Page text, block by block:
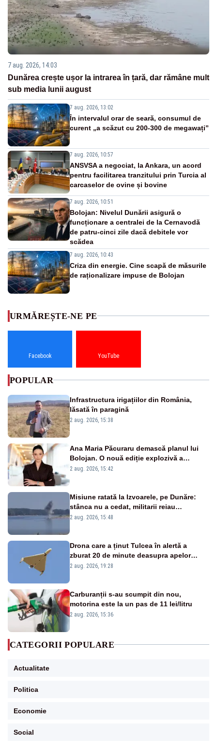
7 aug. 2026, 14:03
Dunărea crește ușor la intrarea în țară, dar rămâne mult
sub media lunii august
7 aug. 2026, 13:02
În intervalul orar de seară, consumul de
curent „a scăzut cu 200-300 de megawați”
7 aug. 2026, 10:57
ANSVSA a negociat, la Ankara, un acord
pentru facilitarea tranzitului prin Turcia al
carcaselor de ovine și bovine
7 aug. 2026, 10:51
Bolojan: Nivelul Dunării asigură o
funcționare a centralei de la Cernavodă
de patru-cinci zile dacă debitele vor
scădea
7 aug. 2026, 10:43
Criza din energie. Cine scapă de măsurile
de raționalizare impuse de Bolojan
URMĂREȘTE-NE PE
Facebook YouTube
POPULAR
Infrastructura irigațiilor din România,
lăsată în paragină
2 aug. 2026, 15:38
Ana Maria Păcuraru demască planul lui
Bolojan. O nouă ediție explozivă a
emisiunii „Miza Zilei” la Realitatea PLUS
2 aug. 2026, 15:42
Misiune ratată la Izvoarele, pe Dunăre:
stânca nu a cedat, militarii reiau
detonările luni – VIDEO
2 aug. 2026, 15:48
Drona care a ținut Tulcea în alertă a
zburat 20 de minute deasupra apelor
României. Au fost ridicate două F-16
2 aug. 2026, 19:28
Carburanții s-au scumpit din nou,
motorina este la un pas de 11 lei/litru
2 aug. 2026, 15:36
CATEGORII POPULARE
Actualitate
Politica
Economie
Social